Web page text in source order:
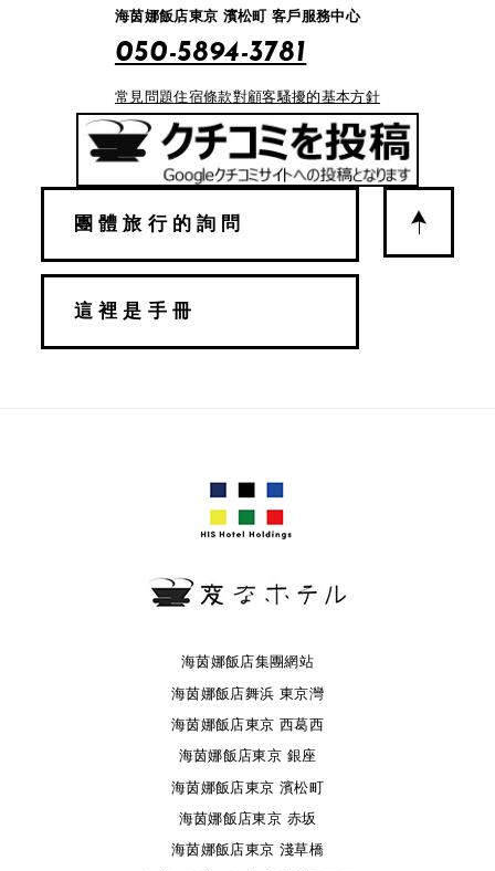
海茵娜飯店東京 濱松町 客戶服務中心
050-5894-3781
常見問題住宿條款對顧客騷擾的基本方針
團體旅行的詢問
這裡是手冊
海茵娜飯店集團網站
海茵娜飯店舞浜 東京灣
海茵娜飯店東京 西葛西
海茵娜飯店東京 銀座
海茵娜飯店東京 濱松町
海茵娜飯店東京 赤坂
海茵娜飯店東京 淺草橋